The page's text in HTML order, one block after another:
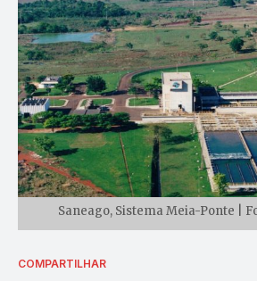
Saneago, Sistema Meia-Ponte |
COMPARTILHAR